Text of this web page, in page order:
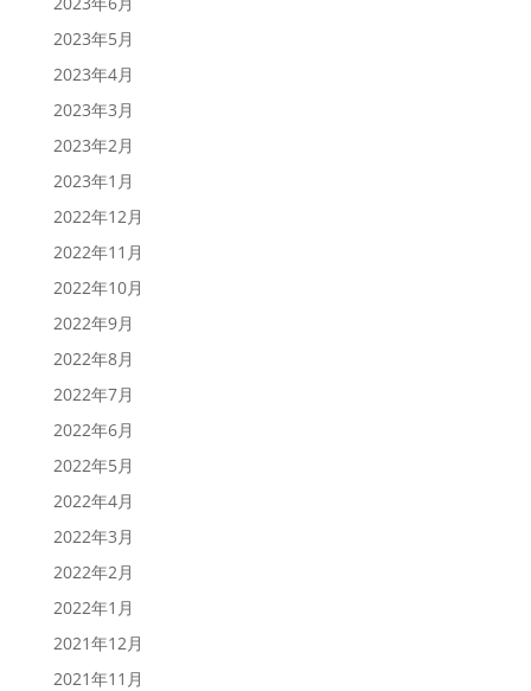
2023年5月
2023年4月
2023年3月
2023年2月
2023年1月
2022年12月
2022年11月
2022年10月
2022年9月
2022年8月
2022年7月
2022年6月
2022年5月
2022年4月
2022年3月
2022年2月
2022年1月
2021年12月
2021年11月